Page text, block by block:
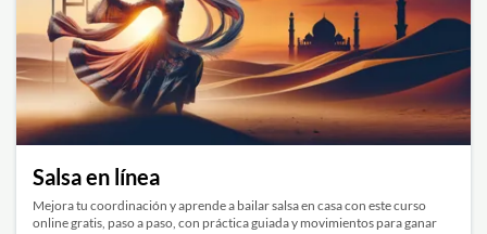
Salsa en línea
Mejora tu coordinación y aprende a bailar salsa en casa con este curso
online gratis, paso a paso, con práctica guiada y movimientos para ganar